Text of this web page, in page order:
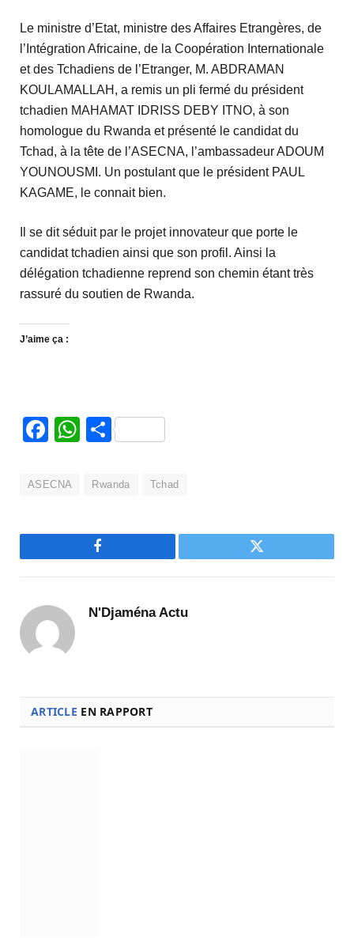
Le ministre d’Etat, ministre des Affaires Etrangères, de
l’Intégration Africaine, de la Coopération Internationale
et des Tchadiens de l’Etranger, M. ABDRAMAN
KOULAMALLAH, a remis un pli fermé du président
tchadien MAHAMAT IDRISS DEBY ITNO, à son
homologue du Rwanda et présenté le candidat du
Tchad, à la tête de l’ASECNA, l’ambassadeur ADOUM
YOUNOUSMI. Un postulant que le président PAUL
KAGAME, le connait bien.
Il se dit séduit par le projet innovateur que porte le
candidat tchadien ainsi que son profil. Ainsi la
délégation tchadienne reprend son chemin étant très
rassuré du soutien de Rwanda.
J’aime ça :
Facebook
WhatsApp
Partager
ASECNA Rwanda Tchad
Facebook Twitter
N'Djaména Actu
ARTICLE EN RAPPORT